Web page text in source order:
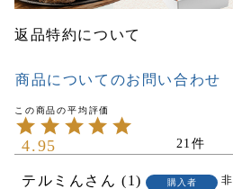
返品特約について
商品についてのお問い合わせ
4.95 21
テルミん 1 購入者